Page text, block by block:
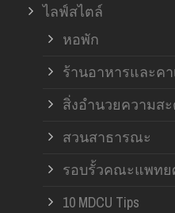
ไลฟ์สไตล์
หอพัก
ร้านอาหารและคา
สิ่งอำนวยความส
สวนสาธารณะ
รอบรั้วคณะแพทย
10 MDCU Tips